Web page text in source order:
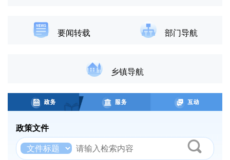
要闻转载 部门导航
乡镇导航
政策文件